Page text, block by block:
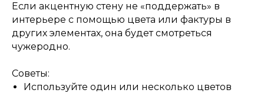
Если акцентную стену не «поддержать» в
интерьере с помощью цвета или фактуры в
других элементах, она будет смотреться
чужеродно.
Советы:
Используйте один или несколько цветов